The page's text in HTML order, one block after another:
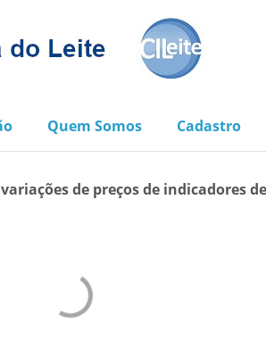
Quem Somos Cadastro
de preços de indicadores